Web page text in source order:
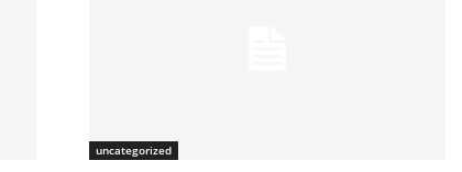
uncategorized